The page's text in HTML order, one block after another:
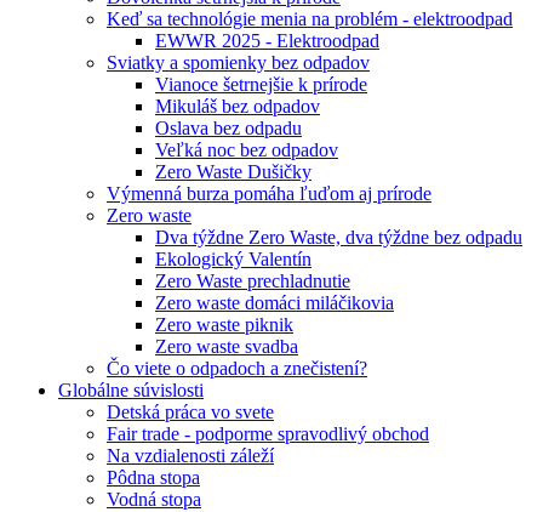
Keď sa technológie menia na problém - elektroodpad
EWWR 2025 - Elektroodpad
Sviatky a spomienky bez odpadov
Vianoce šetrnejšie k prírode
Mikuláš bez odpadov
Oslava bez odpadu
Veľká noc bez odpadov
Zero Waste Dušičky
Výmenná burza pomáha ľuďom aj prírode
Zero waste
Dva týždne Zero Waste, dva týždne bez odpadu
Ekologický Valentín
Zero Waste prechladnutie
Zero waste domáci miláčikovia
Zero waste piknik
Zero waste svadba
Čo viete o odpadoch a znečistení?
Globálne súvislosti
Detská práca vo svete
Fair trade - podporme spravodlivý obchod
Na vzdialenosti záleží
Pôdna stopa
Vodná stopa